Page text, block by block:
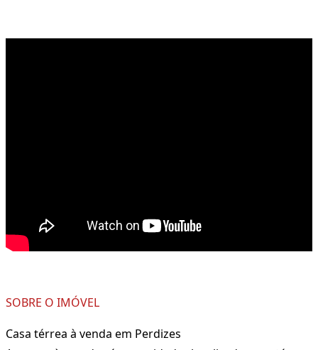
SOBRE O IMÓVEL
Casa térrea à venda em Perdizes